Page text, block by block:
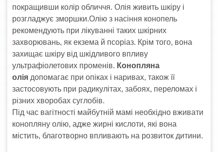
покращивши колір обличчя. Олія живить шкіру і
розгладжує зморшки.Олію з насіння конопель
рекомендують при лікуванні таких шкірних
захворювань, як екзема й псоріаз. Крім того, вона
захищає шкіру від шкідливого впливу
ультрафіолетових променів. Конопляна
олія допомагає при опіках і наривах, також її
застосовують при радикулітах, забоях, переломах і
різних хворобах суглобів.
Під час вагітності майбутній мамі необхідно вживати
конопляну олію, адже жирні кислоти, які вона
містить, благотворно впливають на розвиток дитини.